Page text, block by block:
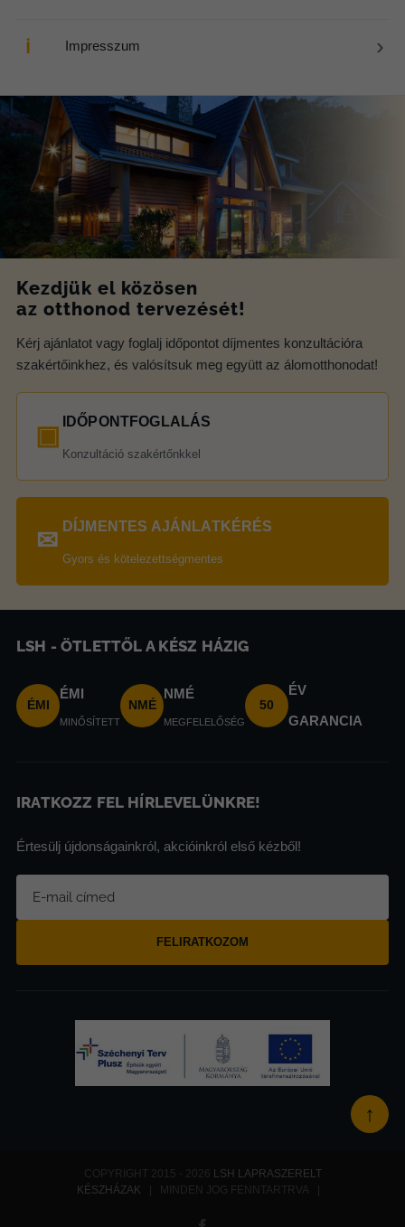
ℹ Impresszum ›
Kezdjük el közösen
az otthonod tervezését!
Kérj ajánlatot vagy foglalj időpontot díjmentes konzultációra
szakértőinkhez, és valósítsuk meg együtt az álomotthonodat!
▣ IDŐPONTFOGLALÁS
Konzultáció szakértőnkkel
✉ DÍJMENTES AJÁNLATKÉRÉS
Gyors és kötelezettségmentes
LSH - ÖTLETTŐL A KÉSZ HÁZIG
ÉMI
ÉMI
MINŐSÍTETT
NMÉ
NMÉ
MEGFELELŐSÉG
50
ÉV
GARANCIA
IRATKOZZ FEL HÍRLEVELÜNKRE!
Értesülj újdonságainkról, akcióinkról első kézből!
FELIRATKOZOM
↑
COPYRIGHT 2015 - 2026 LSH LAPRASZERELT
KÉSZHÁZAK | MINDEN JOG FENNTARTRVA |